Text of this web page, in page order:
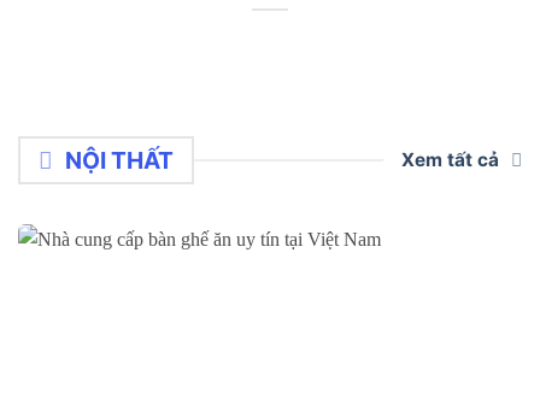
NỘI THẤT Xem tất cả